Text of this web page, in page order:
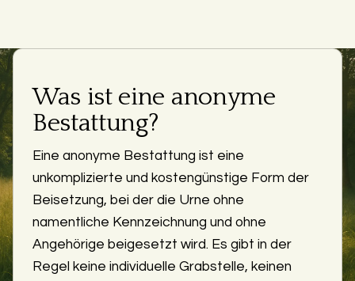
Was ist eine anonyme
Bestattung?
Eine anonyme Bestattung ist eine
unkomplizierte und kostengünstige Form der
Beisetzung, bei der die Urne ohne
namentliche Kennzeichnung und ohne
Angehörige beigesetzt wird. Es gibt in der
Regel keine individuelle Grabstelle, keinen